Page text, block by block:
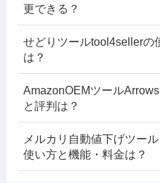
更できる？
せどりツールtool4sellerの
は？
AmazonOEMツール
と評判は？
メルカリ自動値下げツー
使い方と機能・料金は？